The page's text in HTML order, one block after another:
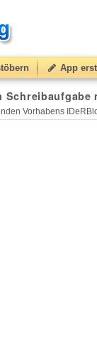
App
Schreibaufgabe
Vorhabens